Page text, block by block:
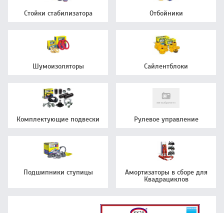
Стойки стабилизатора Отбойники
Шумоизоляторы Сайлентблоки
Комплектующие подвески Рулевое управление
Подшипники ступицы
Амортизаторы в сборе для
Квадрациклов